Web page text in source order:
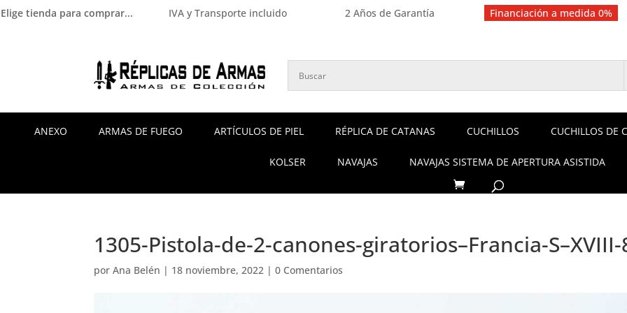
Elige tienda para comprar... IVA y Transporte incluido 2 Años de Garantía Financiación a medida 0%
ANEXO ARMAS DE FUEGO ARTÍCULOS DE PIEL RÉPLICA DE CATANAS CUCHILLOS CUCHILLOS DE
KOLSER NAVAJAS NAVAJAS SISTEMA DE APERTURA ASISTIDA
1305-Pistola-de-2-canones-giratorios–Francia-S–XVIII-
porAna Belén | 18 noviembre, 2022 |0 Comentarios